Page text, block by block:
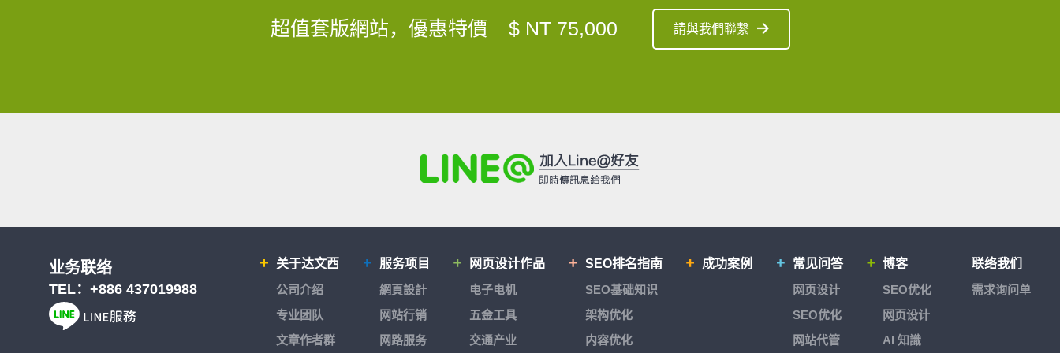
超值套版網站，優惠特價 $ NT 75,000 請與我們聯繫
关于达文西
公司介绍
专业团队
文章作者群
服务项目
網頁設計
网站行销
网路服务
网页设计作品
电子电机
五金工具
交通产业
SEO排名指南
SEO基础知识
架构优化
内容优化
成功案例
常见问答
网页设计
SEO优化
网站代管
博客
SEO优化
网页设计
AI 知識
联络我们
需求询问单
业务联络
TEL： +886 437019988